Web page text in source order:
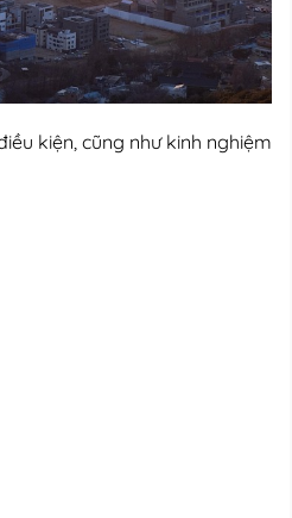
kiện, cũng như kinh nghiệm